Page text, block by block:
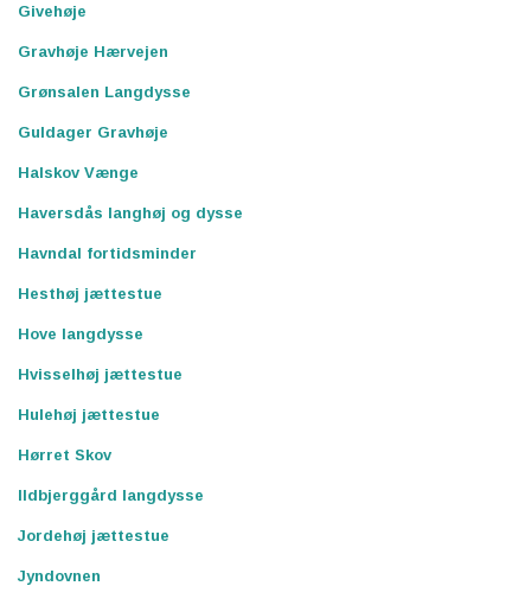
Givehøje
Gravhøje Hærvejen
Grønsalen Langdysse
Guldager Gravhøje
Halskov Vænge
Haversdås langhøj og dysse
Havndal fortidsminder
Hesthøj jættestue
Hove langdysse
Hvisselhøj jættestue
Hulehøj jættestue
Hørret Skov
Ildbjerggård langdysse
Jordehøj jættestue
Jyndovnen